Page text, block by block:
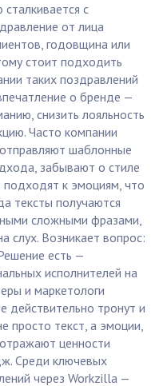
с
от лица
годовщина или
стоит подходить
таких поздравлений
о бренде —
снизить лояльность
Часто компании
шаблонные
забывают о стиле
к эмоциям, что
тексты получаются
сложными фразами,
слух. Возникает вопрос:
есть —
исполнителей на
и маркетологи
действительно тронут и
просто текст, а эмоции,
ценности
Среди ключевых
через Workzilla —